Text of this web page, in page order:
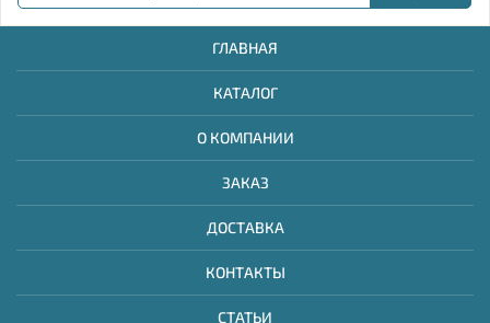
ГЛАВНАЯ
КАТАЛОГ
О КОМПАНИИ
ЗАКАЗ
ДОСТАВКА
КОНТАКТЫ
СТАТЬИ